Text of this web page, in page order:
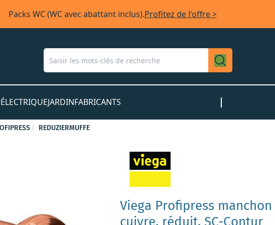
Packs WC (WC avec abattant inclus).Profitez de l'offre >
ÉLECTRIQUEJARDINFABRICANTS
REDUZIERMUFFE
Viega Profipress